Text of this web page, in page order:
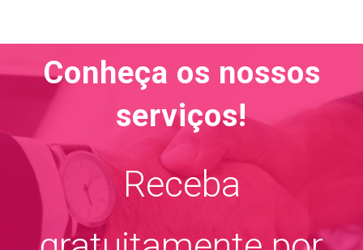
Conheça os nossos
serviços!
Receba